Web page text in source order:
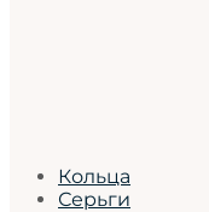
Кольца
Серьги